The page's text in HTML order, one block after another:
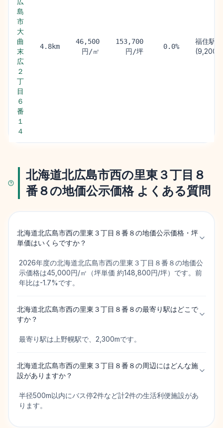
島
市
大
曲
末
広
２
丁
目
６
番
１
４
4.8km
46,500
円/㎡
153,700
円/坪
0.0%
福住駅
北海道北広島市西の里東３丁目８
番８の地価公示価格 よくある質問
北海道北広島市西の里東３丁目８番８の地価公示価格・坪
単価はいくらですか？
2026年度の北海道北広島市西の里東３丁目８番８の地価公
示価格は45,000円/㎡（坪単価 約148,800円/坪）です。前
年比は-1.7%です。
北海道北広島市西の里東３丁目８番８の最寄り駅はどこで
すか？
最寄り駅は上野幌駅で、2,300mです。
北海道北広島市西の里東３丁目８番８の周辺にはどんな施
設がありますか？
半径500m以内にバス停2件など計2件の生活利便施設があ
ります。